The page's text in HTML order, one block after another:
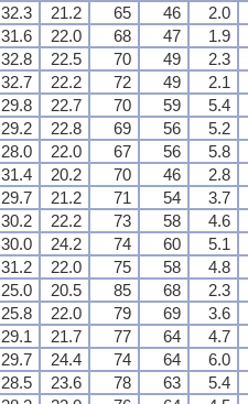
32.3 21.2 65 46 2.0
31.6 22.0 68 47 1.9
32.8 22.5 70 49 2.3
32.7 22.2 72 49 2.1
29.8 22.7 70 59 5.4
29.2 22.8 69 56 5.2
28.0 22.0 67 56 5.8
31.4 20.2 70 46 2.8
29.7 21.2 71 54 3.7
30.2 22.2 73 58 4.6
30.0 24.2 74 60 5.1
31.2 22.0 75 58 4.8
25.0 20.5 85 68 2.3
25.8 22.0 79 69 3.6
29.1 21.7 77 64 4.7
29.7 24.4 74 64 6.0
28.5 23.6 78 63 5.4